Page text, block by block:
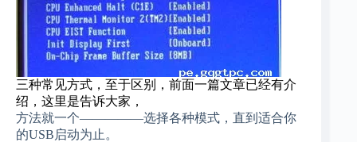
三种常见方式，至于区别，前面一篇文章已经有介
绍，这里是告诉大家，
方法就一个—————选择各种模式，直到适合你
的USB启动为止。